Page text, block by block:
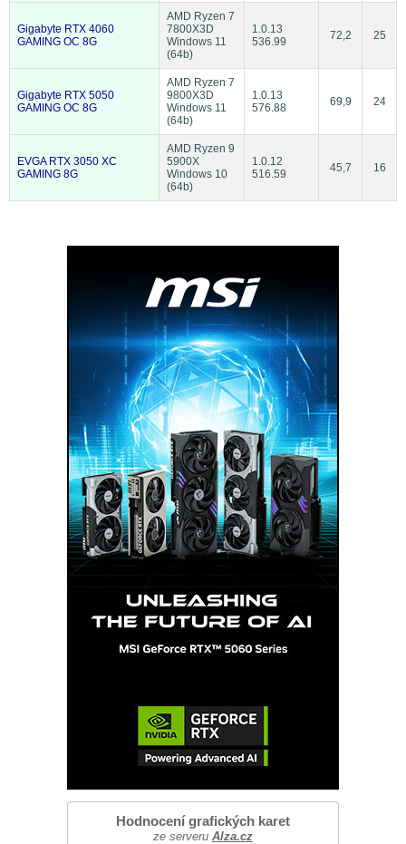
Gigabyte RTX 4060
GAMING OC 8G
AMD Ryzen 7
7800X3D
Windows 11
(64b)
1.0.13
536.99
72,2 25
Gigabyte RTX 5050
GAMING OC 8G
AMD Ryzen 7
9800X3D
Windows 11
(64b)
1.0.13
576.88
69,9 24
EVGA RTX 3050 XC
GAMING 8G
AMD Ryzen 9
5900X
Windows 10
(64b)
1.0.12
516.59
45,7 16
Hodnocení grafických karet
ze serveru Alza.cz